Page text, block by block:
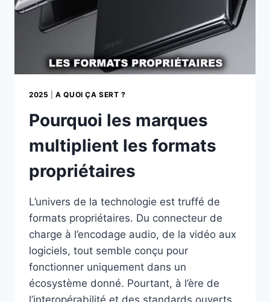
2025 |A QUOI ÇA SERT ?
Pourquoi les marques
multiplient les formats
propriétaires
L’univers de la technologie est truffé de
formats propriétaires. Du connecteur de
charge à l’encodage audio, de la vidéo aux
logiciels, tout semble conçu pour
fonctionner uniquement dans un
écosystème donné. Pourtant, à l’ère de